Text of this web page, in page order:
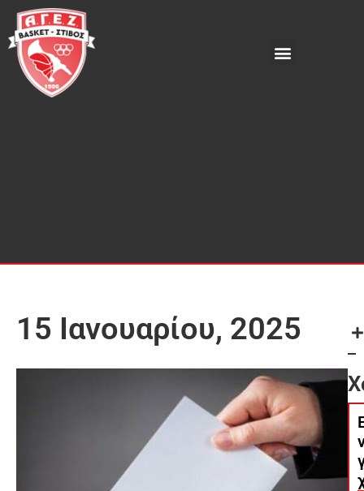
15 Ιανουαρίου, 2025